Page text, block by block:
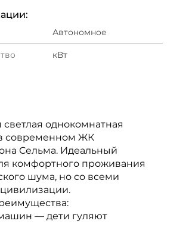
Автономное
кВт
светлая однокомнатная
современном ЖК
Сельма. Идеальный
комфортного проживания
шума, но со всеми
— дети гуляют